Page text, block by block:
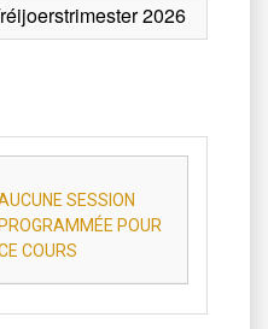
2026
SESSION
PROGRAMMÉE POUR
COURS